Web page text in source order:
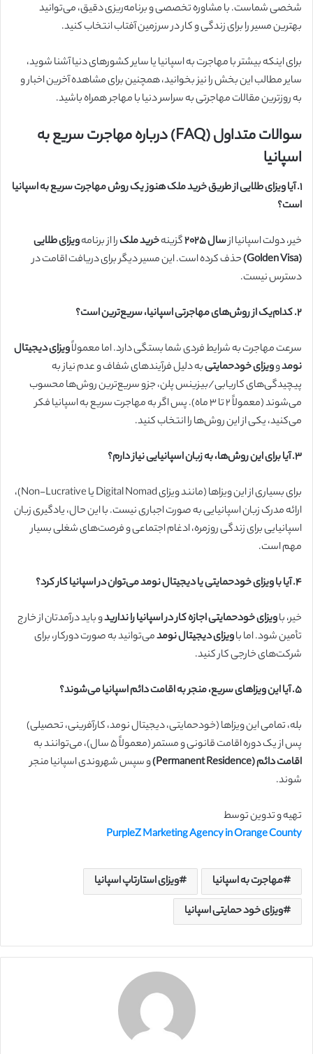
شخصی شماست. با مشاوره تخصصی و برنامه‌ریزی دقیق، می‌توانید
بهترین مسیر را برای زندگی و کار در سرزمین آفتاب انتخاب کنید.
برای اینکه بیشتر با مهاجرت به اسپانیا یا سایر کشورهای دنیا آشنا شوید،
سایر مطالب این بخش را نیز بخوانید، همچنین برای مشاهده آخرین اخبار و
به روزترین مقالات مهاجرتی به سراسر دنیا با مهاجر همراه باشید.
سوالات متداول (FAQ) درباره مهاجرت سریع به
اسپانیا
۱. آیا ویزای طلایی از طریق خرید ملک هنوز یک روش مهاجرت سریع به اسپانیا
است؟
خیر، دولت اسپانیا ازسال ۲۰۲۵ گزینهخرید ملکرا از برنامهویزای طلایی
(Golden Visa)
حذف کرده است. این مسیر دیگر برای دریافت اقامت در
دسترس نیست.
۲. کدام‌یک از روش‌های مهاجرتی اسپانیا، سریع‌ترین است؟
سرعت مهاجرت به شرایط فردی شما بستگی دارد. اما معمولاًویزای دیجیتال
نومدوویزای خودحمایتیبه دلیل فرآیندهای شفاف و عدم نیاز به
پیچیدگی‌های کاریابی/بیزینس پلن، جزو سریع‌ترین روش‌ها محسوب
می‌شوند (معمولاً ۲ تا ۳ ماه). پس اگر به مهاجرت سریع به اسپانیا فکر
می‌کنید، یکی از این روش‌ها را انتخاب کنید.
۳. آیا برای این روش‌ها، به زبان اسپانیایی نیاز دارم؟
برای بسیاری از این ویزاها (مانند ویزای Digital Nomad یا Non-Lucrative)،
ارائه مدرک زبان اسپانیایی به صورت اجباری نیست. با این حال، یادگیری زبان
اسپانیایی برای زندگی روزمره، ادغام اجتماعی و فرصت‌های شغلی بسیار
مهم است.
۴. آیا با ویزای خودحمایتی یا دیجیتال نومد می‌توان در اسپانیا کار کرد؟
خیر، باویزای خودحمایتیاجازه کار در اسپانیا را نداریدو باید درآمدتان از خارج
تأمین شود. اما باویزای دیجیتال نومدمی‌توانید به صورت دورکار، برای
شرکت‌های خارجی کار کنید.
۵. آیا این ویزاهای سریع، منجر به اقامت دائم اسپانیا می‌شوند؟
بله، تمامی این ویزاها (خودحمایتی، دیجیتال نومد، کارآفرینی، تحصیلی)
پس از یک دوره اقامت قانونی و مستمر (معمولاً ۵ سال)، می‌توانند به
اقامت دائم (Permanent Residence)
و سپس شهروندی اسپانیا منجر
شوند.
تهیه و تدوین توسط
PurpleZ Marketing Agency in Orange County
مهاجرت به اسپانیا
ویزای استارتاپ اسپانیا
ویزای خود حمایتی اسپانیا